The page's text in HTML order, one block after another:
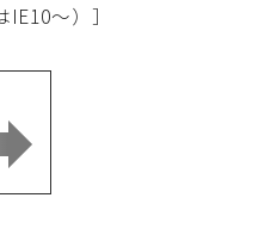
〜）］